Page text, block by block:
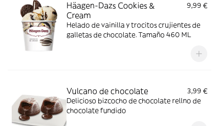
Häagen-Dazs Cookies &
Cream
9,99 €
Helado de vainilla y trocitos crujientes de
galletas de chocolate. Tamaño 460 ML
Vulcano de chocolate
3,99 €
Delicioso bizcocho de chocolate rellno de
chocolate fundido